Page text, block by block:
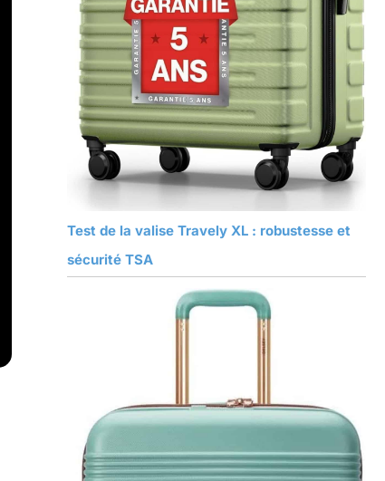
Test de la valise Travely XL : robustesse et
sécurité TSA